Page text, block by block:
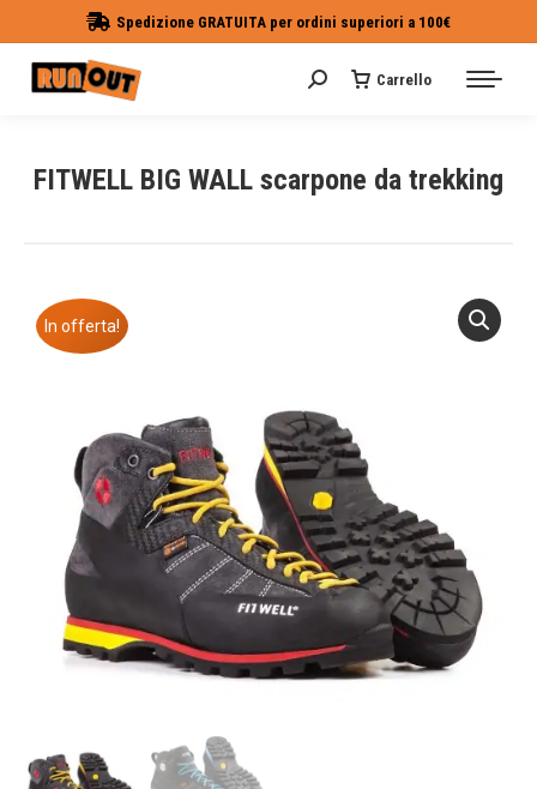
Spedizione GRATUITA per ordini superiori a 100€
Cerca: Carrello
FITWELL BIG WALL scarpone da trekking
In offerta!